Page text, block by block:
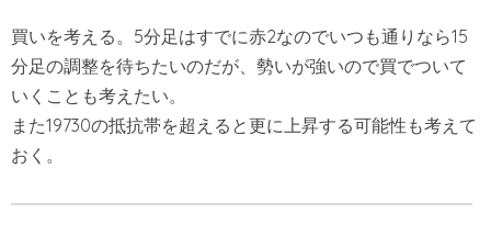
買いを考える。5分足はすでに赤2なのでいつも通りなら15
分足の調整を待ちたいのだが、勢いが強いので買でついて
いくことも考えたい。
また19730の抵抗帯を超えると更に上昇する可能性も考えて
おく。